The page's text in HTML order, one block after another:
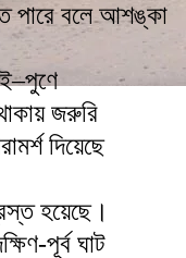
পারে বলে আশঙ্কা
জরুরি
দিয়েছে
হয়েছে।
পূর্ব ঘাট